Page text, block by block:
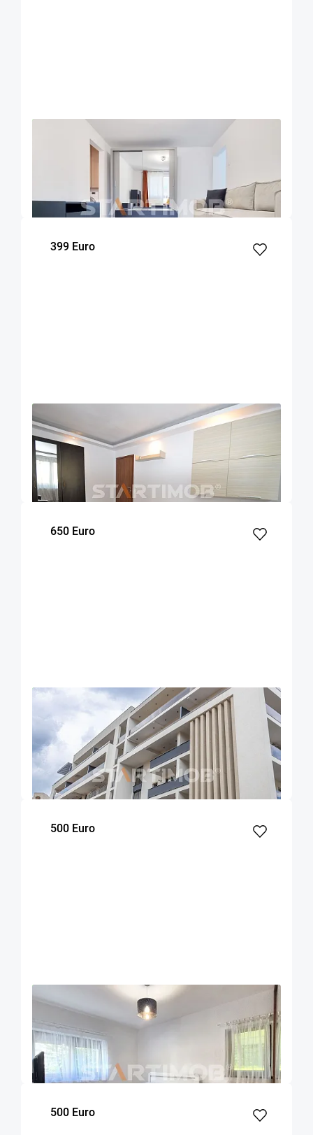
COMISION 50%
Apartament doua camere mobilat zona Onix
dormitor Etaj
399 Euro
COMISION 50%
Apartament doua camere decomandat Astra
Brasov
m² dormitor
650 Euro
EXCLUSIVITATE COMISION 50%
Apartament cu parcare si boxa zona
Universitatii
Brasov
70
m²
1
dormitor
1
Etaj
500 Euro
EXCLUSIVITATE
Apartament 2 camere zona Racadau
Brasov
52 1
dormitor
500 Euro